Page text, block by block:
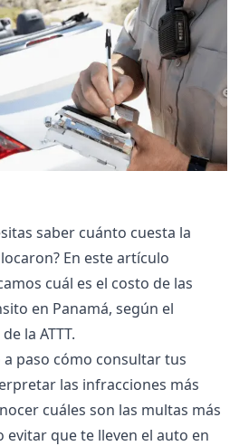
saber cuánto cuesta la
En este artículo
cuál es el costo de las
en Panamá, según el
la ATTT.
a paso cómo consultar tus
las infracciones más
cuáles son las multas más
evitar que te lleven el auto en